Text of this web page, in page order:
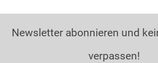
Newsletter abonnieren und
verpassen!